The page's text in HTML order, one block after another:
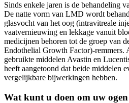
Sinds enkele jaren is de behandeling
De natte vorm van LMD wordt
glasvocht van het oog (intravitreale
vaatvernieuwing en lekkage vanuit
medicijnen behoren tot de groep van
Endothelial Growth Factor)-remmers.
gebruikte middelen Avastin en
heeft aangetoond dat beide middelen
vergelijkbare bijwerkingen hebben.
Wat kunt u doen om uw ogen